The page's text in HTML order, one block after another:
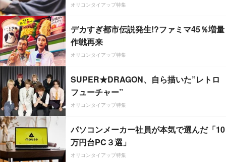
オリコンタイアップ特集
デカすぎ都市伝説発生!?ファミマ45％増量
作戦再来
オリコンタイアップ特集
SUPER★DRAGON、自ら描いた”レトロ
フューチャー”
オリコンタイアップ特集
パソコンメーカー社員が本気で選んだ「10
万円台PC３選」
オリコンタイアップ特集